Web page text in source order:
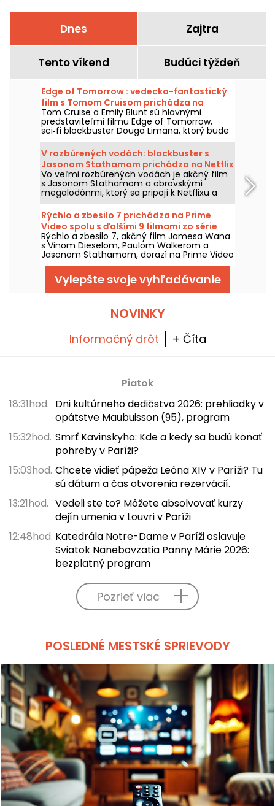
Dnes Zajtra
Tento víkend Budúci týždeň
Edge of Tomorrow : vedecko-fantastický
film s Tomom Cruisom prichádza na
Netflixe
Tom Cruise a Emily Blunt sú hlavnými
predstaviteľmi filmu Edge of Tomorrow,
sci‑fi blockbuster Douga Limana, ktorý bude
dostupný na Netflixe už od 6. augusta 2026.
V rozbúrených vodách: blockbuster s
Jasonom Stathamom prichádza na Netflix
a HBO Max
Vo veľmi rozbúrených vodách je akčný film
s Jasonom Stathamom a obrovskými
megalodónmi, ktorý sa pripojí k Netflixu a
HBO Max dňa 2. augusta 2026.
Rýchlo a zbesilo 7 prichádza na Prime
Video spolu s ďalšími 9 filmami zo série
Rýchlo a zbesilo 7, akčný film Jamesa Wana
s Vinom Dieselom, Paulom Walkerom a
Jasonom Stathamom, dorazí na Prime Video
1. augusta 2026 spolu s viacerými dielmi
Vylepšte svoje vyhľadávanie
NOVINKY
Informačný drôt + Číta
Piatok
18:31hod. Dni kultúrneho dedičstva 2026: prehliadky v
opátstve Maubuisson (95), program
15:32hod. Smrť Kavinskyho: Kde a kedy sa budú konať
pohreby v Paríži?
15:03hod. Chcete vidieť pápeža Leóna XIV v Paríži? Tu
sú dátum a čas otvorenia rezervácií.
13:21hod. Vedeli ste to? Môžete absolvovať kurzy
dejín umenia v Louvri v Paríži
12:48hod. Katedrála Notre-Dame v Paríži oslavuje
Sviatok Nanebovzatia Panny Márie 2026:
bezplatný program
Pozrieť viac
POSLEDNÉ MESTSKÉ SPRIEVODY